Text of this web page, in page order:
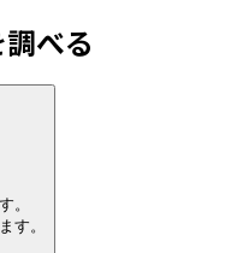
べる
。
す。